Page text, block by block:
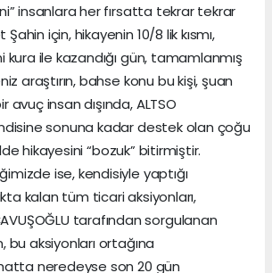
insanlara her fırsatta tekrar tekrar
için, hikayenin 10/8 lik kısmı,
kura ile kazandığı gün, tamamlanmış
araştırın, bahse konu bu kişi, şuan
avuç insan dışında, ALTSO
sonuna kadar destek olan çoğu
hikayesini “bozuk” bitirmiştir.
ise, kendisiyle yaptığı
kalan tüm ticari aksiyonları,
tarafından sorgulanan
bu aksiyonları ortağına
hatta neredeyse son 20 gün